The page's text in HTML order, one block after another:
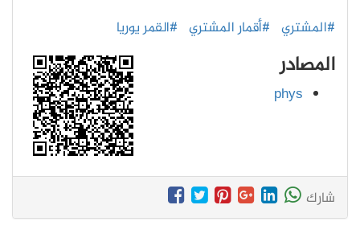
#المشتري #أقمار المشتري #القمر يوريا
المصادر
phys
شارك